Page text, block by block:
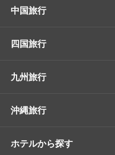
中国旅行
四国旅行
九州旅行
沖縄旅行
ホテルから探す